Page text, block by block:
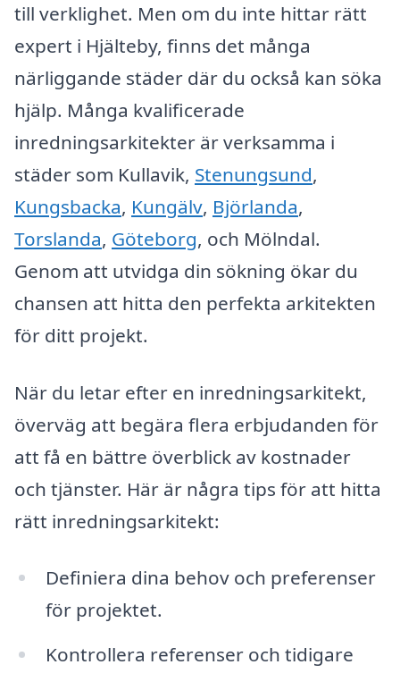
till verklighet. Men om du inte hittar rätt
expert i Hjälteby, finns det många
närliggande städer där du också kan söka
hjälp. Många kvalificerade
inredningsarkitekter är verksamma i
städer som Kullavik, Stenungsund,
Kungsbacka, Kungälv, Björlanda,
Torslanda, Göteborg, och Mölndal.
Genom att utvidga din sökning ökar du
chansen att hitta den perfekta arkitekten
för ditt projekt.
När du letar efter en inredningsarkitekt,
överväg att begära flera erbjudanden för
att få en bättre överblick av kostnader
och tjänster. Här är några tips för att hitta
rätt inredningsarkitekt:
Definiera dina behov och preferenser
för projektet.
Kontrollera referenser och tidigare